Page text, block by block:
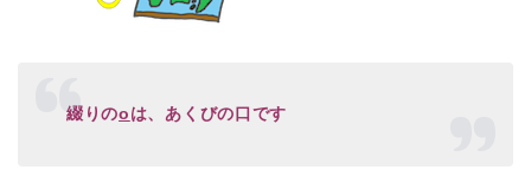
綴りのo は、あくびの口です